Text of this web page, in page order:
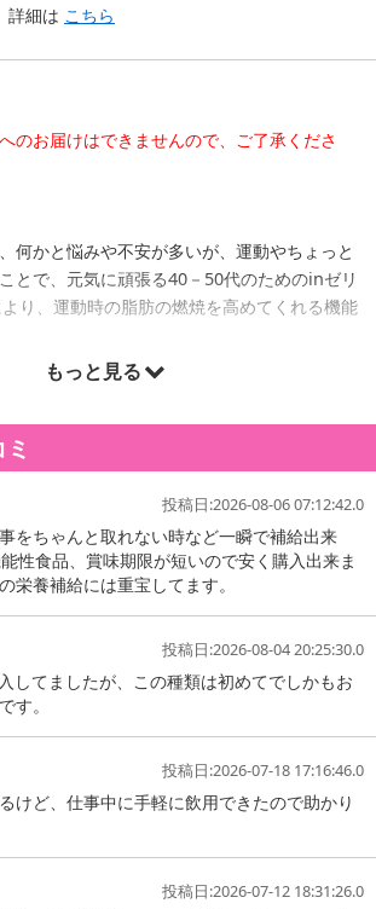
詳細は こちら
のお届けはできませんので、ご了承くださ
何かと悩みや不安が多いが、運動やちょっと
とで、元気に頑張る40－50代のためのinゼリ
り、運動時の脂肪の燃焼を高めてくれる機能
もっと見る
投稿日:2026-08-06 07:12:42.0
をちゃんと取れない時など一瞬で補給出来
性食品、賞味期限が短いので安く購入出来ま
栄養補給には重宝してます。
投稿日:2026-08-04 20:25:30.0
してましたが、この種類は初めてでしかもお
す。
投稿日:2026-07-18 17:16:46.0
けど、仕事中に手軽に飲用できたので助かり
投稿日:2026-07-12 18:31:26.0